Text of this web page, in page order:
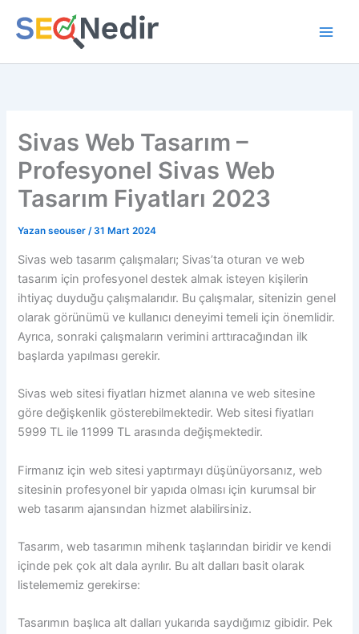
atla
Sivas Web Tasarım –
Profesyonel Sivas Web
Tasarım Fiyatları 2023
Yazan seouser/31 Mart 2024
Sivas web tasarım çalışmaları; Sivas’ta oturan ve web
tasarım için profesyonel destek almak isteyen kişilerin
ihtiyaç duyduğu çalışmalarıdır. Bu çalışmalar, sitenizin genel
olarak görünümü ve kullanıcı deneyimi temeli için önemlidir.
Ayrıca, sonraki çalışmaların verimini arttıracağından ilk
başlarda yapılması gerekir.
Sivas web sitesi fiyatları hizmet alanına ve web sitesine
göre değişkenlik gösterebilmektedir. Web sitesi fiyatları
5999 TL ile 11999 TL arasında değişmektedir.
Firmanız için web sitesi yaptırmayı düşünüyorsanız, web
sitesinin profesyonel bir yapıda olması için kurumsal bir
web tasarım ajansından hizmet alabilirsiniz.
Tasarım, web tasarımın mihenk taşlarından biridir ve kendi
içinde pek çok alt dala ayrılır. Bu alt dalları basit olarak
listelememiz gerekirse:
Tasarımın başlıca alt dalları yukarıda saydığımız gibidir. Pek